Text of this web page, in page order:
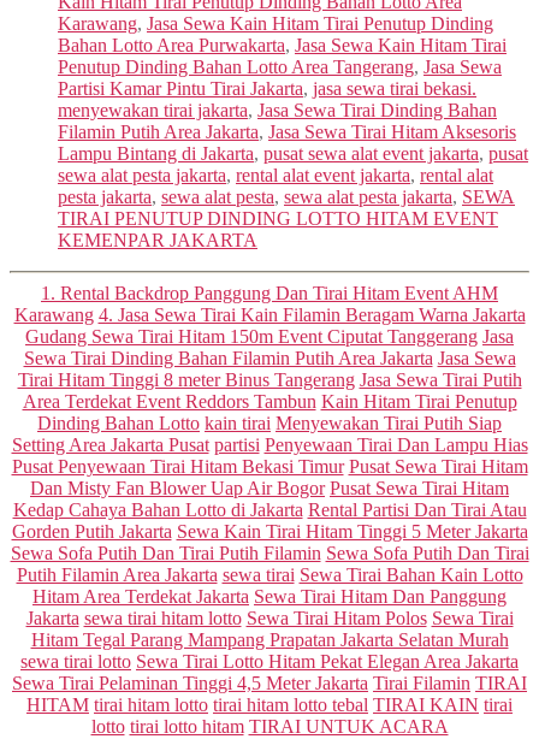
Karawang, Jasa Sewa Kain Hitam Tirai Penutup Dinding
Bahan Lotto Area Purwakarta, Jasa Sewa Kain Hitam Tirai
Penutup Dinding Bahan Lotto Area Tangerang, Jasa Sewa
Partisi Kamar Pintu Tirai Jakarta, jasa sewa tirai bekasi.
menyewakan tirai jakarta, Jasa Sewa Tirai Dinding Bahan
Filamin Putih Area Jakarta, Jasa Sewa Tirai Hitam Aksesoris
Lampu Bintang di Jakarta, pusat sewa alat event jakarta, pusat
sewa alat pesta jakarta, rental alat event jakarta, rental alat
pesta jakarta, sewa alat pesta, sewa alat pesta jakarta, SEWA
TIRAI PENUTUP DINDING LOTTO HITAM EVENT
KEMENPAR JAKARTA
Categories
1. Rental Backdrop Panggung Dan Tirai Hitam Event AHM
Karawang 4. Jasa Sewa Tirai Kain Filamin Beragam Warna Jakarta
Gudang Sewa Tirai Hitam 150m Event Ciputat Tanggerang Jasa
Sewa Tirai Dinding Bahan Filamin Putih Area Jakarta Jasa Sewa
Tirai Hitam Tinggi 8 meter Binus Tangerang Jasa Sewa Tirai Putih
Area Terdekat Event Reddors Tambun Kain Hitam Tirai Penutup
Dinding Bahan Lotto kain tirai Menyewakan Tirai Putih Siap
Setting Area Jakarta Pusat partisi Penyewaan Tirai Dan Lampu Hias
Pusat Penyewaan Tirai Hitam Bekasi Timur Pusat Sewa Tirai Hitam
Dan Misty Fan Blower Uap Air Bogor Pusat Sewa Tirai Hitam
Kedap Cahaya Bahan Lotto di Jakarta Rental Partisi Dan Tirai Atau
Gorden Putih Jakarta Sewa Kain Tirai Hitam Tinggi 5 Meter Jakarta
Sewa Sofa Putih Dan Tirai Putih Filamin Sewa Sofa Putih Dan Tirai
Putih Filamin Area Jakarta sewa tirai Sewa Tirai Bahan Kain Lotto
Hitam Area Terdekat Jakarta Sewa Tirai Hitam Dan Panggung
Jakarta sewa tirai hitam lotto Sewa Tirai Hitam Polos Sewa Tirai
Hitam Tegal Parang Mampang Prapatan Jakarta Selatan Murah
sewa tirai lotto Sewa Tirai Lotto Hitam Pekat Elegan Area Jakarta
Sewa Tirai Pelaminan Tinggi 4,5 Meter Jakarta Tirai Filamin TIRAI
HITAM tirai hitam lotto tirai hitam lotto tebal TIRAI KAIN tirai
lotto tirai lotto hitam TIRAI UNTUK ACARA